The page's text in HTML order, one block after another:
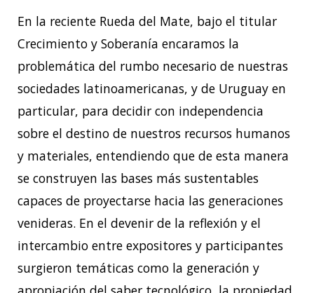
En la reciente Rueda del Mate, bajo el titular
Crecimiento y Soberanía encaramos la
problemática del rumbo necesario de nuestras
sociedades latinoamericanas, y de Uruguay en
particular, para decidir con independencia
sobre el destino de nuestros recursos humanos
y materiales, entendiendo que de esta manera
se construyen las bases más sustentables
capaces de proyectarse hacia las generaciones
venideras. En el devenir de la reflexión y el
intercambio entre expositores y participantes
surgieron temáticas como la generación y